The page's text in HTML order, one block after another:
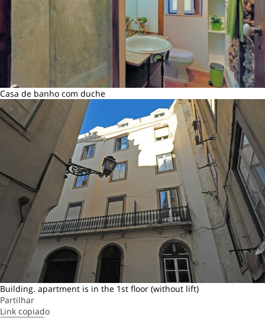
Casa de banho com duche
Building. apartment is in the 1st floor (without lift)
Partilhar
Link copiado